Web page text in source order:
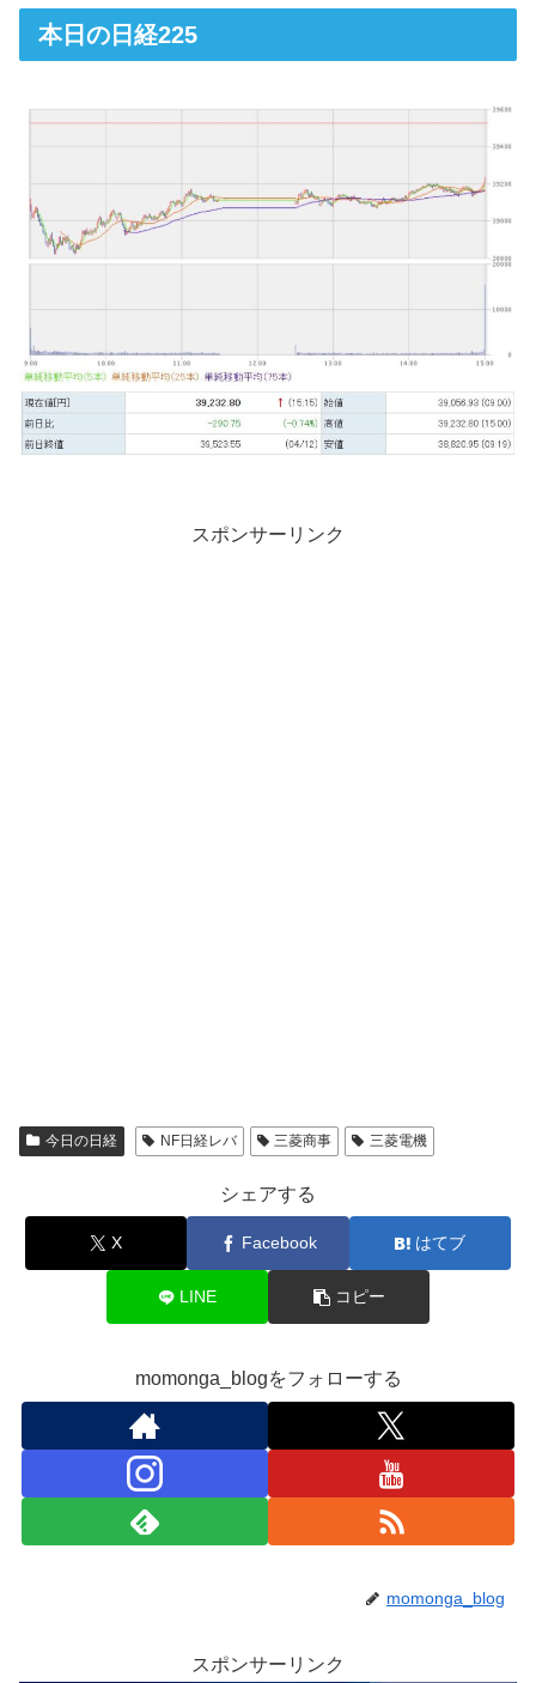
本日の日経225
スポンサーリンク
今日の日経 NF日経レバ 三菱商事 三菱電機
シェアする
X Facebook はてブ
LINE コピー
momonga_blogをフォローする
momonga_blog
スポンサーリンク